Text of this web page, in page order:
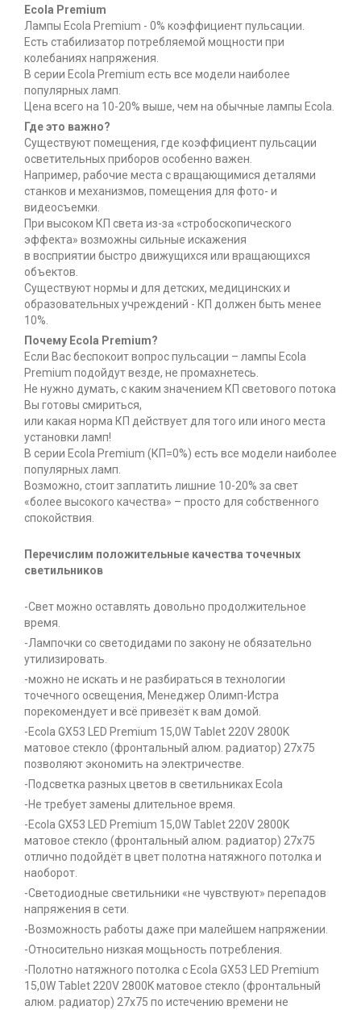
Ecola Premium
Лампы Ecola Premium - 0% коэффициент пульсации.
Есть стабилизатор потребляемой мощности при
колебаниях напряжения.
В серии Ecola Premium есть все модели наиболее
популярных ламп.
Цена всего на 10-20% выше, чем на обычные лампы Ecola.
Где это важно?
Существуют помещения, где коэффициент пульсации
осветительных приборов особенно важен.
Например, рабочие места с вращающимися деталями
станков и механизмов, помещения для фото- и
видеосъемки.
При высоком КП света из-за «стробоскопического
эффекта» возможны сильные искажения
в восприятии быстро движущихся или вращающихся
объектов.
Существуют нормы и для детских, медицинских и
образовательных учреждений - КП должен быть менее
10%.
Почему Ecola Premium?
Если Вас беспокоит вопрос пульсации – лампы Ecola
Premium подойдут везде, не промахнетесь.
Не нужно думать, с каким значением КП светового потока
Вы готовы смириться,
или какая норма КП действует для того или иного места
установки ламп!
В серии Ecola Premium (КП=0%) есть все модели наиболее
популярных ламп.
Возможно, стоит заплатить лишние 10-20% за свет
«более высокого качества» – просто для собственного
спокойствия.
Перечислим положительные качества точечных
светильников
-Свет можно оставлять довольно продолжительное
время.
-Лампочки со светодидами по закону не обязательно
утилизировать.
-можно не искать и не разбираться в технологии
точечного освещения, Менеджер Олимп-Истра
порекомендует и всё привезёт к вам домой.
-Ecola GX53 LED Premium 15,0W Tablet 220V 2800K
матовое стекло (фронтальный алюм. радиатор) 27x75
позволяют экономить на электричестве.
-Подсветка разных цветов в светильниках Ecola
-Не требует замены длительное время.
-Ecola GX53 LED Premium 15,0W Tablet 220V 2800K
матовое стекло (фронтальный алюм. радиатор) 27x75
отлично подойдёт в цвет полотна натяжного потолка и
наоборот.
-Светодиодные светильники «не чувствуют» перепадов
напряжения в сети.
-Возможность работы даже при малейшем напряжении.
-Относительно низкая мощьность потребления.
-Полотно натяжного потолка с Ecola GX53 LED Premium
15,0W Tablet 220V 2800K матовое стекло (фронтальный
алюм. радиатор) 27x75 по истечению времени не